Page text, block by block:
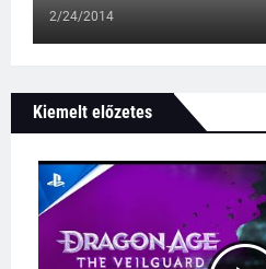
2/24/2014
Kiemelt előzetes